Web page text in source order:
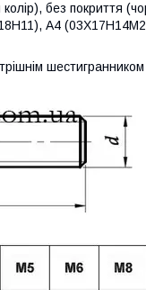
без покриття
А4